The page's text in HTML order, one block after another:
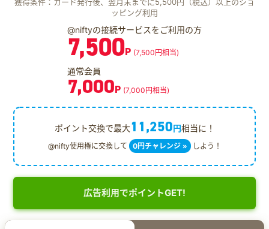
ッピング利用
@niftyの接続サービスをご利用の方
7,500P (7,500円相当)
通常会員
7,000P (7,000円相当)
ポイント交換で最大11,250円相当に！
@nifty使用権に交換して 0円チャレンジ » しよう！
広告利用でポイントGET!